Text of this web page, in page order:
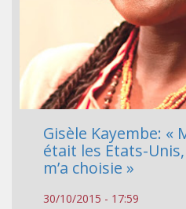
Gisèle Kayembe: «
était les Etats-
m’a choisie »
30/10/2015 - 17:59